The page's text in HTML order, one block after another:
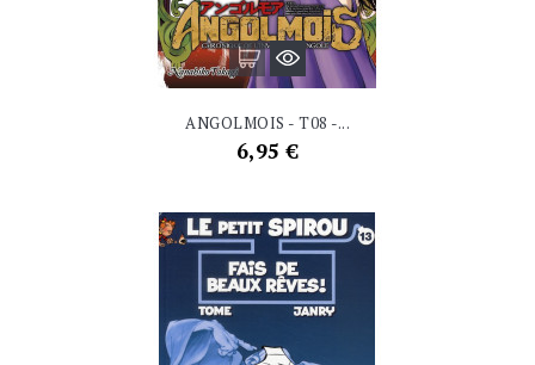
ANGOLMOIS - T08 -...
Prix
6,95 €